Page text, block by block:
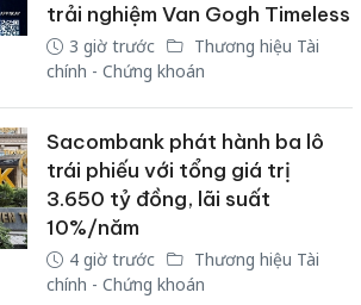
trải nghiệm Van Gogh Timeless
3 giờ trước
Thương hiệu Tài
chính - Chứng khoán
Sacombank phát hành ba lô
trái phiếu với tổng giá trị
3.650 tỷ đồng, lãi suất
10%/năm
4 giờ trước
Thương hiệu Tài
chính - Chứng khoán